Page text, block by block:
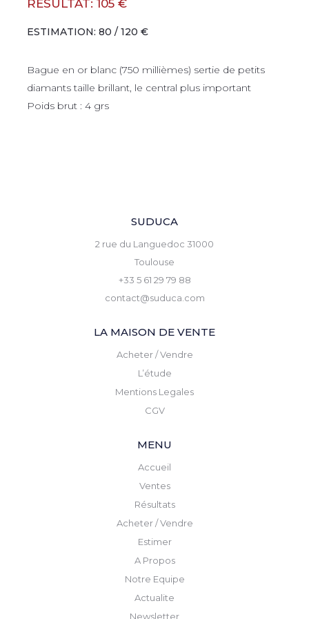
RÉSULTAT: 105 €
ESTIMATION: 80 / 120 €
Bague en or blanc (750 millièmes) sertie de petits
diamants taille brillant, le central plus important
Poids brut : 4 grs
SUDUCA
2 rue du Languedoc 31000
Toulouse
+33 5 61 29 79 88
contact@suduca.com
LA MAISON DE VENTE
Acheter / Vendre
L’étude
Mentions Legales
CGV
MENU
Accueil
Ventes
Résultats
Acheter / Vendre
Estimer
A Propos
Notre Equipe
Actualite
Newsletter